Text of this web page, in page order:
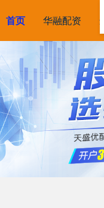
首页 华融配资